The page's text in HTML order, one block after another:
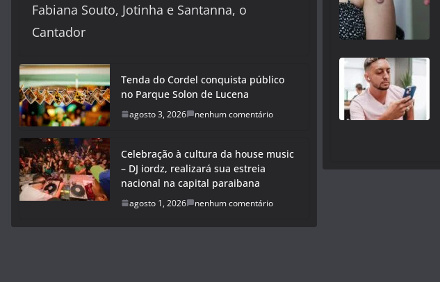
Fabiana Souto, Jotinha e Santanna, o
Cantador
Tenda do Cordel conquista público
no Parque Solon de Lucena
agosto 3, 2026 nenhum comentário
Celebração à cultura da house music
– DJ iordz, realizará sua estreia
nacional na capital paraibana
agosto 1, 2026 nenhum comentário